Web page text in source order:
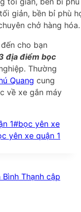
giản, bền bỉ phù
chở hàng hóa.
cho bạn
địa điểm bọc
Thường
Quang cung
về xe gắn máy
1#bọc yên xe
yên xe quận 1
Thạnh cập